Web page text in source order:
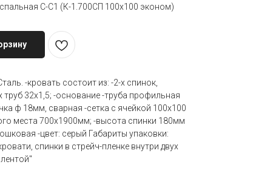
С-С1 (К-1.700СП 100х100 эконом)
-кровать состоит из: -2-х спинок,
32х1,5; -основание -труба профильная
ф 18мм, сварная -сетка с ячейкой 100х100
места 700х1900мм; -высота спинки 180мм
-цвет: серый Габариты упаковки:
спинки в стрейч-пленке внутри двух